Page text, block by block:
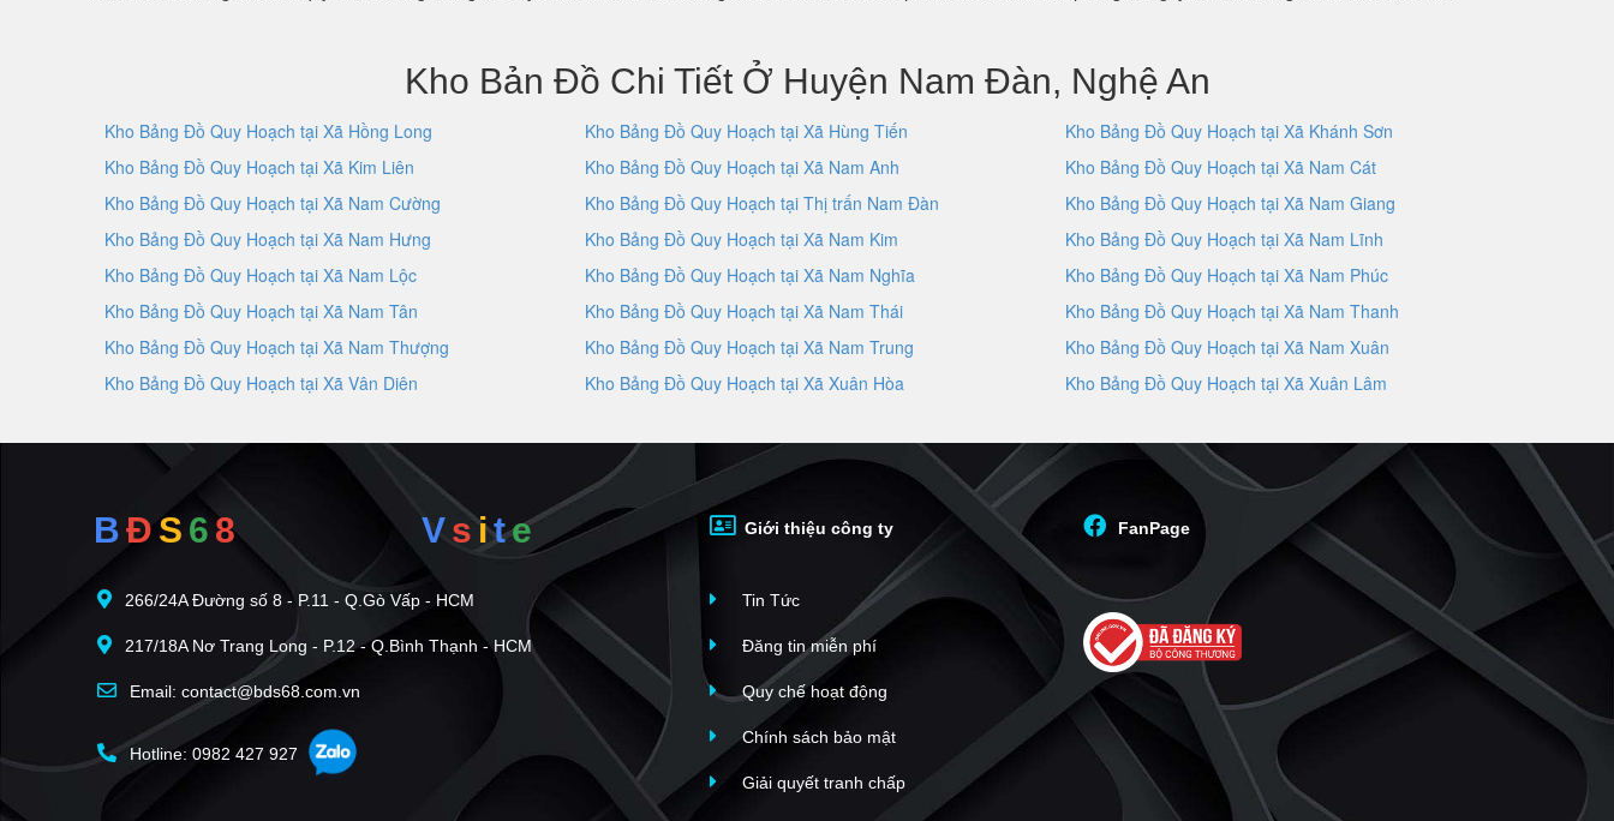
Kho Bản Đồ Chi Tiết Ở Huyện Nam Đàn, Nghệ An
Kho Bảng Đồ Quy Hoạch tại Xã Hồng Long Kho Bảng Đồ Quy Hoạch tại Xã Hùng Tiến
Kho Bảng Đồ Quy Hoạch tại Xã Khánh Sơn
Kho Bảng Đồ Quy Hoạch tại Xã Kim Liên
Kho Bảng Đồ Quy Hoạch tại Xã Nam Anh
Kho Bảng Đồ Quy Hoạch tại Xã Nam Cát
Kho Bảng Đồ Quy Hoạch tại Xã Nam Cường
Kho Bảng Đồ Quy Hoạch tại Thị trấn Nam Đàn
Kho Bảng Đồ Quy Hoạch tại Xã Nam Giang
Kho Bảng Đồ Quy Hoạch tại Xã Nam Hưng
Kho Bảng Đồ Quy Hoạch tại Xã Nam Kim
Kho Bảng Đồ Quy Hoạch tại Xã Nam Lĩnh
Kho Bảng Đồ Quy Hoạch tại Xã Nam Lộc
Kho Bảng Đồ Quy Hoạch tại Xã Nam Nghĩa
Kho Bảng Đồ Quy Hoạch tại Xã Nam Phúc
Kho Bảng Đồ Quy Hoạch tại Xã Nam Tân
Kho Bảng Đồ Quy Hoạch tại Xã Nam Thái
Kho Bảng Đồ Quy Hoạch tại Xã Nam Thanh
Kho Bảng Đồ Quy Hoạch tại Xã Nam Thượng
Kho Bảng Đồ Quy Hoạch tại Xã Nam Trung
Kho Bảng Đồ Quy Hoạch tại Xã Nam Xuân
Kho Bảng Đồ Quy Hoạch tại Xã Vân Diên
Kho Bảng Đồ Quy Hoạch tại Xã Xuân Hòa Kho Bảng Đồ Quy Hoạch tại Xã Xuân Lâm
BĐ S 6 8 Vsite
266/24A Đường số 8 - P.11 - Q.Gò Vấp - HCM
217/18A Nơ Trang Long - P.12 - Q.Bình Thạnh - HCM
Email: contact@bds68.com.vn
Hotline: 0982 427 927
Giới thiệu công ty
Tin Tức
Đăng tin miễn phí
Quy chế hoạt động
Chính sách bảo mật
Giải quyết tranh chấp
FanPage